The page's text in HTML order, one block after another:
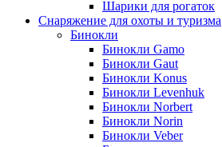
Шарики для рогаток
Снаряжение для охоты и туризма
Бинокли
Бинокли Gamo
Бинокли Gaut
Бинокли Konus
Бинокли Levenhuk
Бинокли Norbert
Бинокли Norin
Бинокли Veber